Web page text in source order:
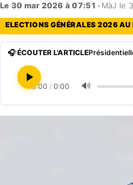
Le 30 mar 2026 à 07:51 • MàJ le
ELECTIONS GÉNÉRALES 2026 AU
🎧 ÉCOUTER L'ARTICLE
0:00 / 0:00 🔊